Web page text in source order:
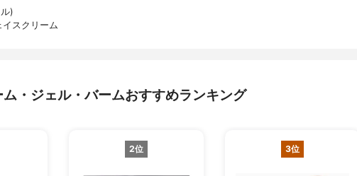
)
スクリーム
・ジェル・バームおすすめランキング
2位 3位